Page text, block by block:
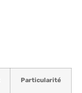
Particularité